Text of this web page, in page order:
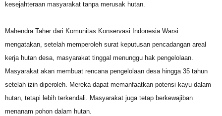
kesejahteraan masyarakat tanpa merusak hutan.
Mahendra Taher dari Komunitas Konservasi Indonesia Warsi
mengatakan, setelah memperoleh surat keputusan pencadangan areal
kerja hutan desa, masyarakat tinggal menunggu hak pengelolaan.
Masyarakat akan membuat rencana pengelolaan desa hingga 35 tahun
setelah izin diperoleh. Mereka dapat memanfaatkan potensi kayu dalam
hutan, tetapi lebih terkendali. Masyarakat juga tetap berkewajiban
menanam pohon dalam hutan.